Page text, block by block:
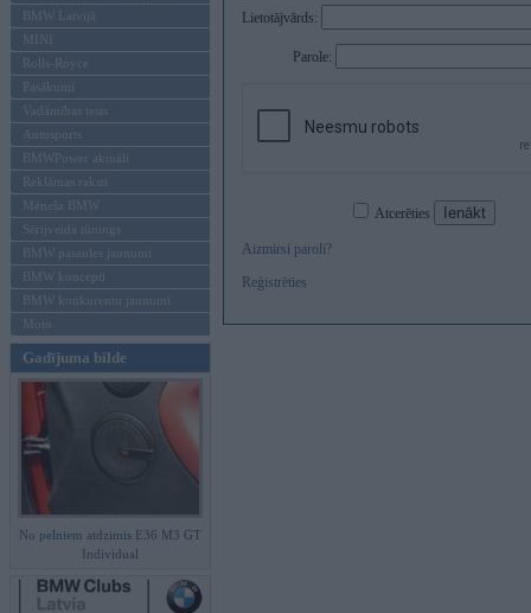
BMW Latvijā
MINI
Rolls-Royce
Pasākumi
Vadāmības tests
Autosports
BMWPower aktuāli
Reklāmas raksti
Mēneša BMW
Sērijveida tūnings
BMW pasaules jaunumi
BMW koncepti
BMW konkurentu jaunumi
Moto
Gadījuma bilde
No pelniem atdzimis E36 M3 GT
Individual
Lietotājvārds:
Parole:
Atcerēties
Aizmirsi paroli?
Reģistrēties